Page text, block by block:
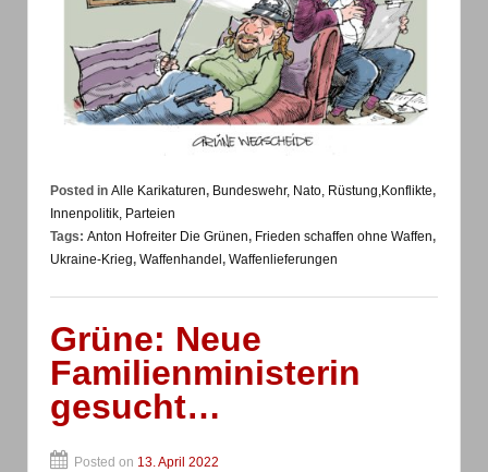
Posted in Alle Karikaturen, Bundeswehr, Nato, Rüstung,Konflikte,
Innenpolitik, Parteien
Tags: Anton Hofreiter Die Grünen, Frieden schaffen ohne Waffen,
Ukraine-Krieg, Waffenhandel , Waffenlieferungen
Grüne: Neue
Familienministerin
gesucht…
Posted on 13. April 2022